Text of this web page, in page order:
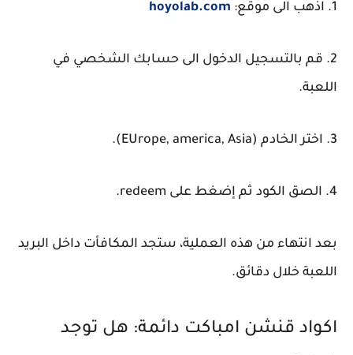
1. اذهب الى موقع: hoyolab.com
2. قم بالتسجيل الدخول الى حسابك الشخصي في
اللعبة.
3. اختر الخادم (EUrope, america, Asia).
4. الصق الكود ثم إضغط على redeem.
بعد انتهاء من هذه العملية، ستجد المكافأت داخل البريد
اللعبة خلال دقائق.
اكواد قنشن امباكت دائمة: هل توجد